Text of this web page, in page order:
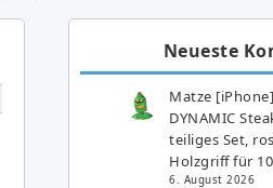
Neueste
Matze [iPhone]
DYNAMIC
teiliges Set,
Holzgriff für
6. August 2026